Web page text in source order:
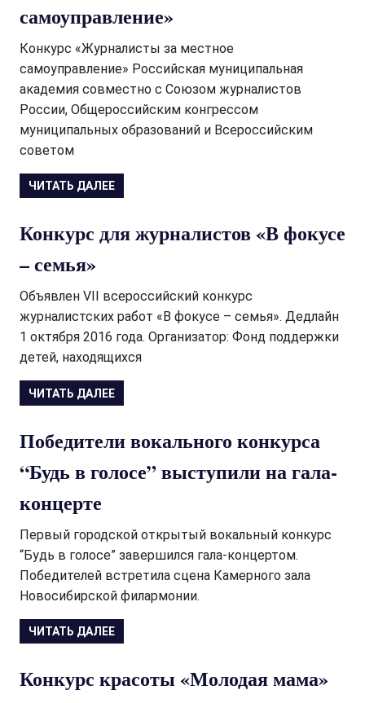
самоуправление»
Конкурс «Журналисты за местное
самоуправление» Российская муниципальная
академия совместно с Союзом журналистов
России, Общероссийским конгрессом
муниципальных образований и Всероссийским
советом
ЧИТАТЬ ДАЛЕЕ
Конкурс для журналистов «В фокусе
– семья»
Объявлен VII всероссийский конкурс
журналистских работ «В фокусе – семья». Дедлайн
1 октября 2016 года. Организатор: Фонд поддержки
детей, находящихся
ЧИТАТЬ ДАЛЕЕ
Победители вокального конкурса
“Будь в голосе” выступили на гала-
концерте
Первый городской открытый вокальный конкурс
“Будь в голосе” завершился гала-концертом.
Победителей встретила сцена Камерного зала
Новосибирской филармонии.
ЧИТАТЬ ДАЛЕЕ
Конкурс красоты «Молодая мама»